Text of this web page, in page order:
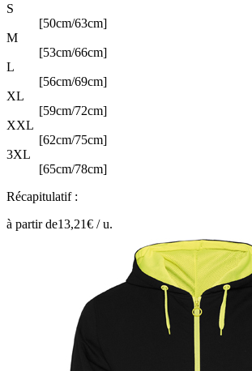
S
[50cm/63cm]
M
[53cm/66cm]
L
[56cm/69cm]
XL
[59cm/72cm]
XXL
[62cm/75cm]
3XL
[65cm/78cm]
Récapitulatif :
à partir de13,21€ /u.